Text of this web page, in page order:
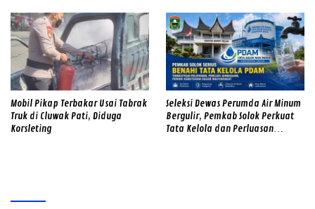
Mobil Pikap Terbakar Usai Tabrak
Truk di Cluwak Pati, Diduga
Korsleting
Seleksi Dewas Perumda Air Minum
Bergulir, Pemkab Solok Perkuat
Tata Kelola dan Perluasan